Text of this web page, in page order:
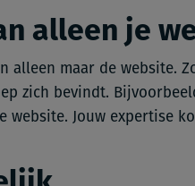
alleen je
alleen maar de website.
zich bevindt.
website. Jouw expertise